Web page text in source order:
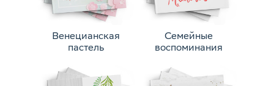
Венецианская
пастель
Семейные
воспоминания